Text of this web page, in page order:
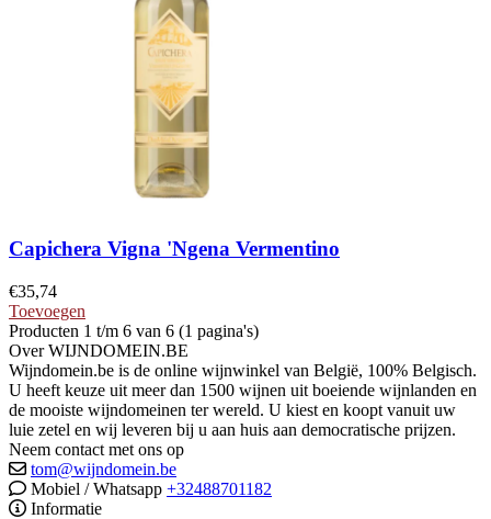
Capichera Vigna 'Ngena Vermentino
€35,74
Toevoegen
Producten 1 t/m 6 van 6 (1 pagina's)
Over WIJNDOMEIN.BE
Wijndomein.be is de online wijnwinkel van België, 100% Belgisch.
U heeft keuze uit meer dan 1500 wijnen uit boeiende wijnlanden en
de mooiste wijndomeinen ter wereld. U kiest en koopt vanuit uw
luie zetel en wij leveren bij u aan huis aan democratische prijzen.
Neem contact met ons op
tom@wijndomein.be
Mobiel / Whatsapp +32488701182
Informatie